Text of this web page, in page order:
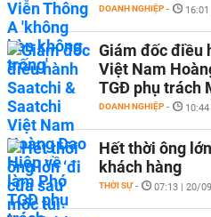
DOANH NGHIỆP -
Giám đốc điều
Việt Nam
TGĐ phụ trách
DOANH NGHIỆP -
Hết thời ông
khách hàng
THỜI SỰ - 07:13 | 20/